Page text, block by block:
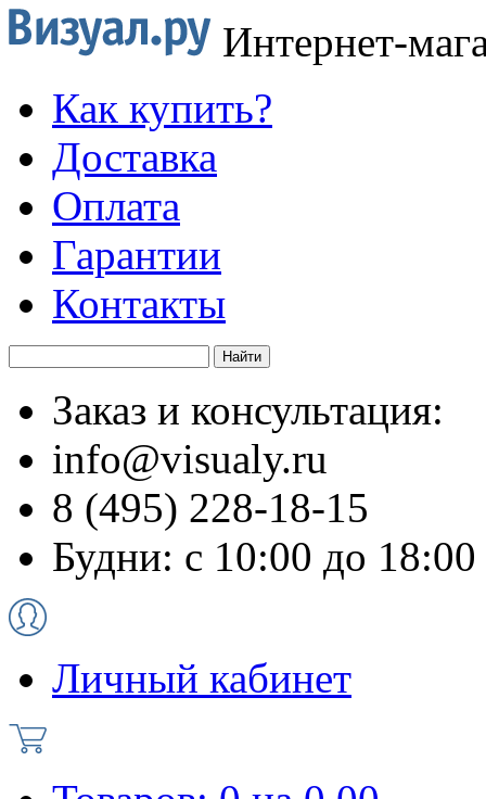
Интернет-
Как купить?
Доставка
Оплата
Гарантии
Контакты
Заказ и консультация:
info@visualy.ru
8 (495) 228-18-15
Будни: с 10:00 до 18:00
Личный кабинет